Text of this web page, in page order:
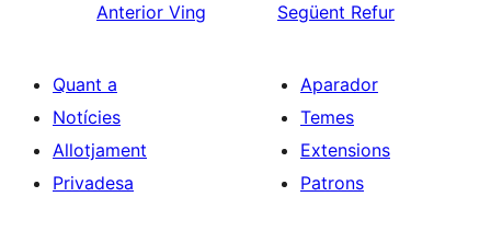
Anterior Ving Següent Refur
Quant a
Notícies
Allotjament
Privadesa
Aparador
Temes
Extensions
Patrons